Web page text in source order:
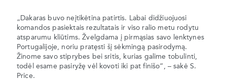
„Dakaras buvo neįtikėtina patirtis. Labai didžiuojuosi
komandos pasiektais rezultatais ir viso ralio metu rodytu
atsparumu kliūtims. Žvelgdama į pirmąsias savo lenktynes
Portugalijoje, noriu pratęsti šį sėkmingą pasirodymą.
Žinome savo stiprybes bei sritis, kurias galime tobulinti,
todėl esame pasiryžę vėl kovoti iki pat finišo“, – sakė S.
Price.